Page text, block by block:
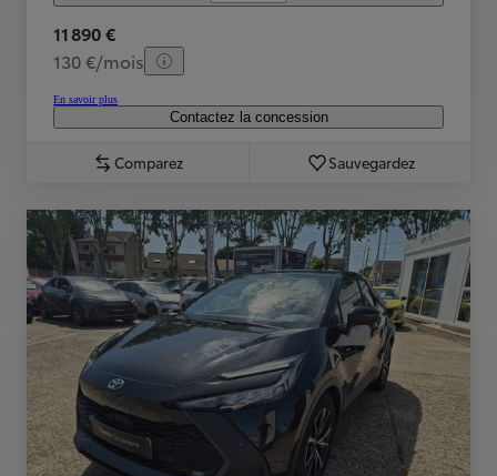
11 890 €
130 €/mois
En savoir plus
Contactez la concession
Comparez Sauvegardez